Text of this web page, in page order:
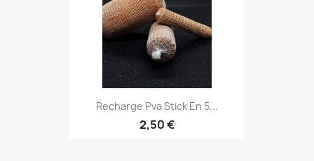
Recharge Pva Stick En 5...
2,50 €